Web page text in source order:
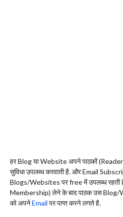
हर Blog या Website अपने पाठकों
सुविधा उपलब्ध करवाती है. और Email
Blogs/Websites पर free में उपलब्ध रहती
Membership) लेने के बाद पाठक उस
को अपनेEmail पर पाप्त करने लगते है.